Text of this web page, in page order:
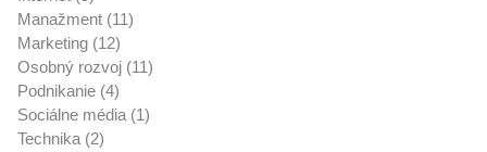
Manažment (11)
Marketing (12)
Osobný rozvoj (11)
Podnikanie (4)
Sociálne média (1)
Technika (2)